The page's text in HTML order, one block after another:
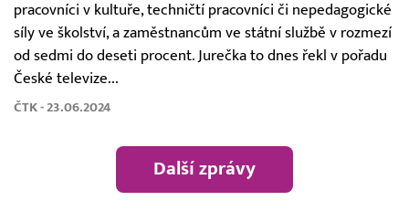
pracovníci v kultuře, techničtí pracovníci či nepedagogické
síly ve školství, a zaměstnancům ve státní službě v rozmezí
od sedmi do deseti procent. Jurečka to dnes řekl v pořadu
České televize...
ČTK - 23.06.2024
Další zprávy